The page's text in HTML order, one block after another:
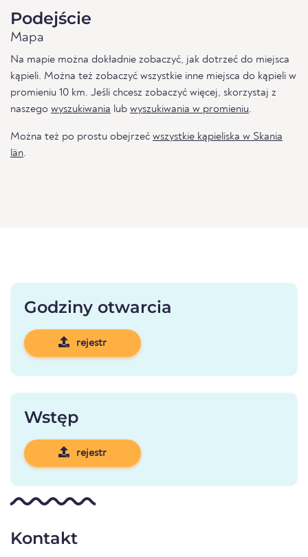
Podejście
Mapa
Na mapie można dokładnie zobaczyć, jak dotrzeć do miejsca
kąpieli. Można też zobaczyć wszystkie inne miejsca do kąpieli w
promieniu 10 km. Jeśli chcesz zobaczyć więcej, skorzystaj z
naszego wyszukiwania lub wyszukiwania w promieniu.
Można też po prostu obejrzeć wszystkie kąpieliska w Skania
län.
Godziny otwarcia
rejestr
Wstęp
rejestr
Kontakt